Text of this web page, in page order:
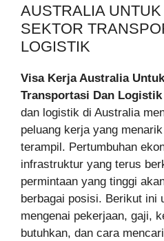
AUSTRALIA
SEKTOR
LOGISTIK
Visa Kerja Australia
Transportasi Dan Logistik
dan logistik di Australia
peluang kerja yang
terampil. Pertumbuhan
infrastruktur yang terus
permintaan yang tinggi
berbagai posisi. Berikut ini
mengenai pekerjaan, gaji,
butuhkan, dan cara